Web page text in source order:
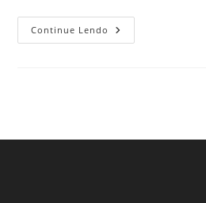
Continue Lendo Pesqueiros
No